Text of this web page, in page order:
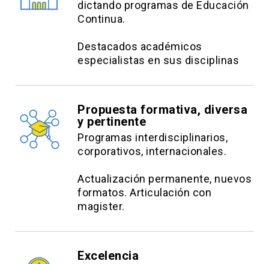
Universidad Diego Portales. Magíster en
psicología Educacional por la Universidad del
Cognitiva y del Aprendizaje. Coordinadora de la
Unidad de Apoyo Pedagógico del Instituto
Hebreo. Docente de cursos de formación a
escolar y diversificación de enseñanza en aulas
heterogéneas.
dictando programas de Educación
Continua.
Destacados académicos
especialistas en sus disciplinas
Propuesta formativa, diversa
y pertinente
Programas interdisciplinarios,
corporativos, internacionales.
Actualización permanente, nuevos
formatos. Articulación con
magister.
Excelencia